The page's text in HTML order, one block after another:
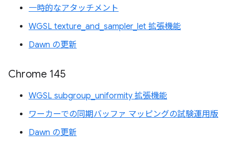
一時的なアタッチメント
WGSL texture_and_sampler_let 拡張機能
Dawn の更新
Chrome 145
WGSL subgroup_uniformity 拡張機能
ワーカーでの同期バッファ マッピングの試験運用版
Dawn の更新